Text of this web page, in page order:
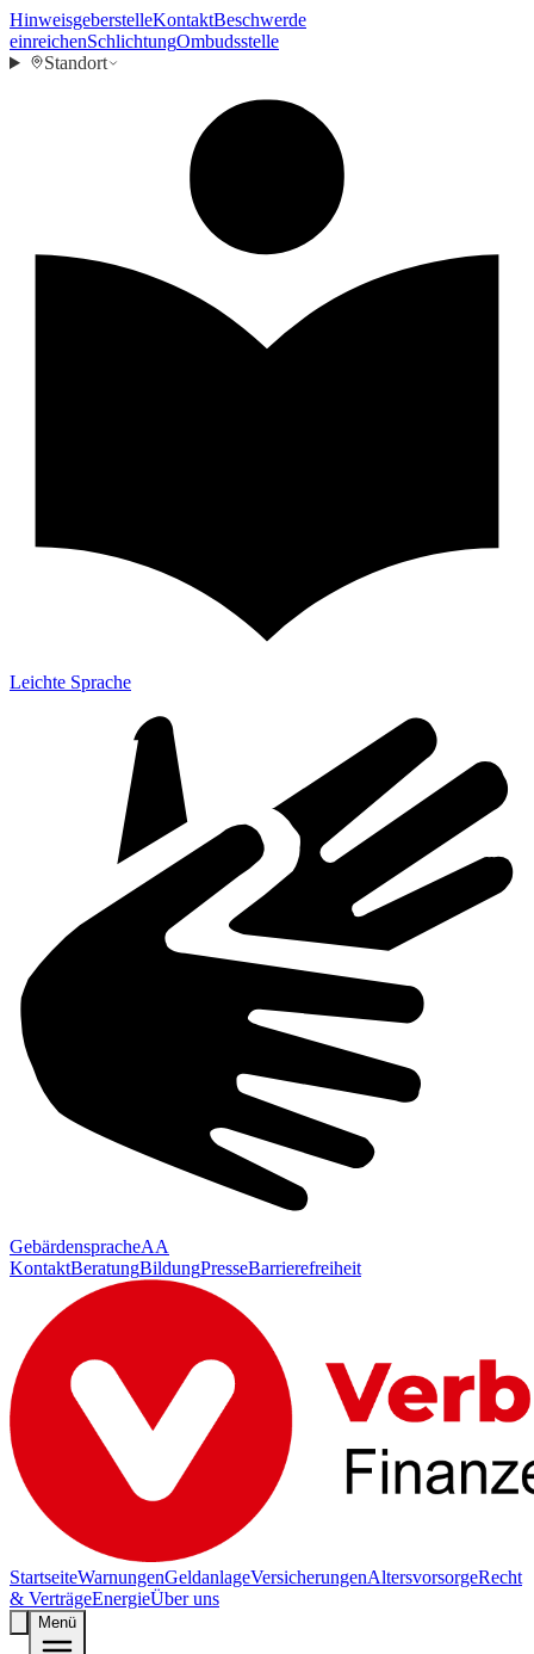
HinweisgeberstelleKontaktBeschwerde
einreichenSchlichtungOmbudsstelle
Standort
Leichte Sprache
GebärdenspracheAA
KontaktBeratungBildungPresseBarrierefreiheit
StartseiteWarnungenGeldanlageVersicherungenAltersvorsorgeRecht
& VerträgeEnergieÜber uns
Menü